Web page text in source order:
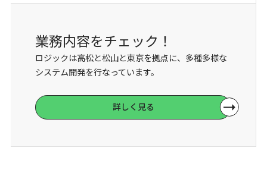
業務内容をチェック！
ロジックは高松と松山と東京を拠点に、多種多様な
システム開発を行なっています。
詳しく見る